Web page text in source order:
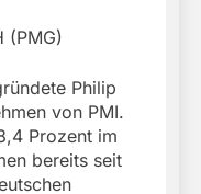
(PMG)
Philip
von PMI.
Prozent im
bereits seit